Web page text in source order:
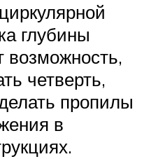
глубины
возможность,
четверть,
пропилы
в